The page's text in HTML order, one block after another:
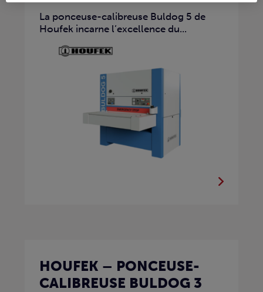
La ponceuse-calibreuse Buldog 5 de
Houfek incarne l’excellence du...
HOUFEK – PONCEUSE-
CALIBREUSE BULDOG 3